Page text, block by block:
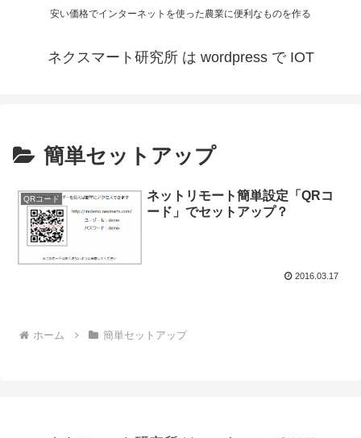
安い価格でインターネットを使った農業に便利なものを作る
ネクスマート研究所 は wordpress で IOT
簡単セットアップ
QRコード
ネットリモート簡単設定「QRコ
ード」でセットアップ？
2016.03.17
ホーム 簡単セットアップ